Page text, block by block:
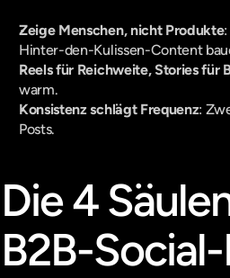
Zeige Menschen, nicht Produkte
Hinter-den-Kulissen-Content
Reels für Reichweite, Stories für
warm.
Konsistenz schlägt Frequenz:
Posts.
Die 4
B2B-